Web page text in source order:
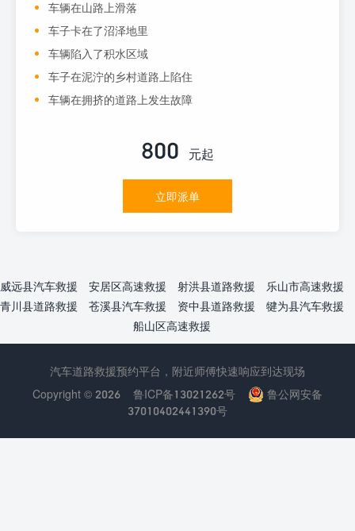
车辆在山路上滑落
车子卡在了沼泽地里
车辆陷入了积水区域
车子在泥泞的乡村道路上陷住
车辆在拥挤的道路上发生故障
800 元起
立即派单
威远县汽车救援 安居区高速救援 射洪县道路救援
乐山市高速救援
青川县道路救援
苍溪县汽车救援 资中县道路救援
犍为县汽车救援
船山区高速救援
汽车道路救援预约平台，附近师傅快速响应到达现场
Copyright © 2026
鲁ICP备13021262号
鲁公网安备
37010402441390号